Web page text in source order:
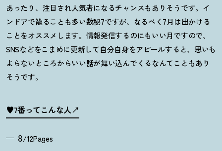
あったり、注目され人気者になるチャンスもありそうです。イ
ンドアで籠ることも多い数秘7ですが、なるべく 7月は出かける
ことをオススメします。情報発信するのにもいい月ですので、
SNSなどをこまめに更新して自分自身をアピールすると、思いも
よらないところからいい話が舞い込んでくるなんてこともあり
そうです。
♥7番ってこんな人
8/12Pages